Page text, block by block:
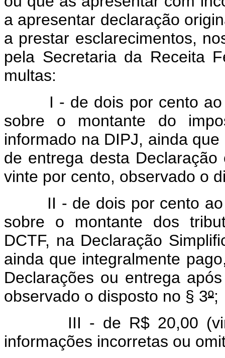
a apresentar declaração
a prestar esclarecimentos,
pela Secretaria da Receita
multas:
I - de dois por cento ao
sobre o montante do
informado na DIPJ, ainda
de entrega desta
vinte por cento, observado o
II - de dois por cento ao
sobre o montante dos
DCTF, na Declaração
ainda que integralmente
Declarações ou entrega
observado o disposto no § 3º;
III - de R$ 20,00 (vinte
informações incorretas ou